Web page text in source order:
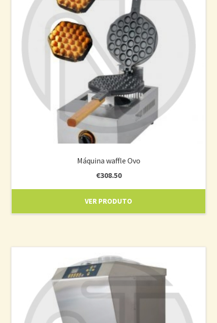
Máquina waffle Ovo
€308.50
VER PRODUTO